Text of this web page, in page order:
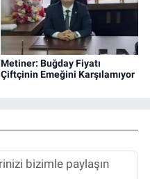
Metiner: Buğday Fiyatı
Çiftçinin Emeğini Karşılamıyor